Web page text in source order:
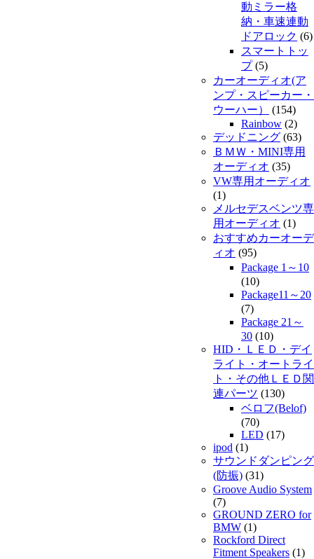
動ミラー格
納・車速連動
ドアロック (6)
スマートトッ
プ(5)
カーオーディオ(ア
ンプ・スピーカー・
ウーハー）
(154)
Rainbow (2)
デッドニング (63)
ＢＭＷ・MINI専用
オーディオ (35)
VW専用オーディオ
(1)
メルセデスベンツ専
用オーディオ (1)
おすすめカーオーデ
ィオ (95)
Package 1～10
(10)
Package11～20
(7)
Package 21～
30 (10)
HID・ＬＥＤ・デイ
ライト・オートライ
ト・その他ＬＥＤ関
連パーツ (130)
ベロフ(Belof)
(70)
LED (17)
ipod (1)
サウンドダンピング
(防振) (31)
Groove Audio System
(7)
GROUND ZERO for
BMW (1)
Rockford Direct
Fitment Speakers (1)